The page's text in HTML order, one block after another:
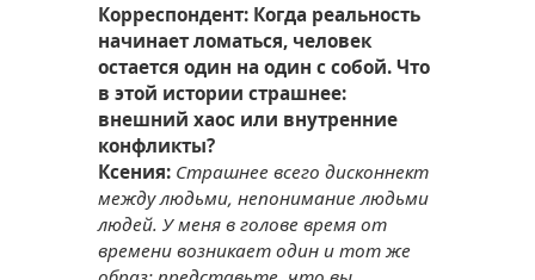
Корреспондент: Когда реальность
начинает ломаться, человек
остается один на один с собой. Что
в этой истории страшнее:
внешний хаос или внутренние
конфликты?
Ксения: Страшнее всего дисконнект
между людьми, непонимание людьми
людей. У меня в голове время от
времени возникает один и тот же